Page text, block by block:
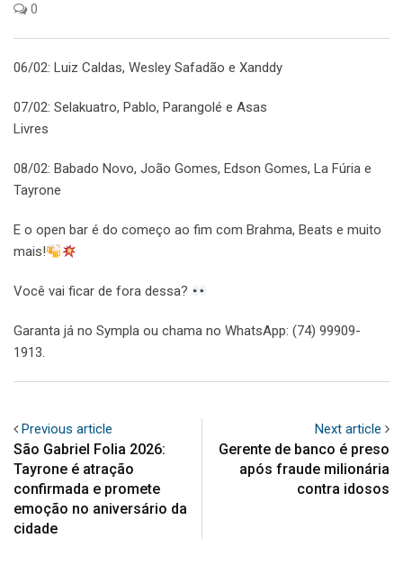
0
06/02: Luiz Caldas, Wesley Safadão e Xanddy
07/02: Selakuatro, Pablo, Parangolé e Asas
Livres
08/02: Babado Novo, João Gomes, Edson Gomes, La Fúria e
Tayrone
E o open bar é do começo ao fim com Brahma, Beats e muito
mais!
Você vai ficar de fora dessa?
Garanta já no Sympla ou chama no WhatsApp: (74) 99909-
1913.
Previous article
São Gabriel Folia 2026:
Tayrone é atração
confirmada e promete
emoção no aniversário da
cidade
Next article
Gerente de banco é preso
após fraude milionária
contra idosos